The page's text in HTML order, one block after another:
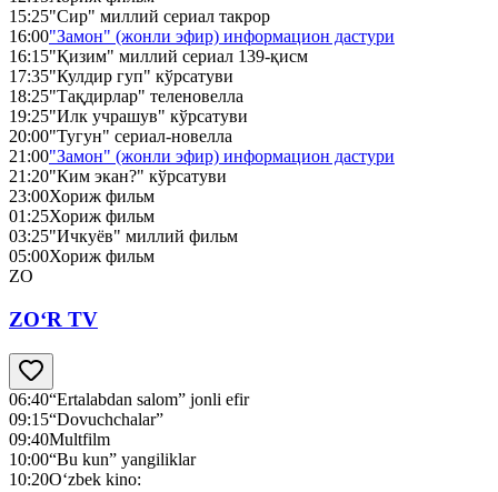
15:25"Сир" миллий сериал такрор
16:00"Замон" (жонли эфир) информацион дастури
16:15"Қизим" миллий сериал 139-қисм
17:35"Кулдир гуп" кўрсатуви
18:25"Тақдирлар" теленовелла
19:25"Илк учрашув" кўрсатуви
20:00"Тугун" сериал-новелла
21:00"Замон" (жонли эфир) информацион дастури
21:20"Ким экан?" кўрсатуви
23:00Хориж фильм
01:25Хориж фильм
03:25"Ичкуёв" миллий фильм
05:00Хориж фильм
ZO
ZO‘R TV
06:40“Ertalabdan salom” jonli efir
09:15“Dovuchchalar”
09:40Multfilm
10:00“Bu kun” yangiliklar
10:20O‘zbek kino: